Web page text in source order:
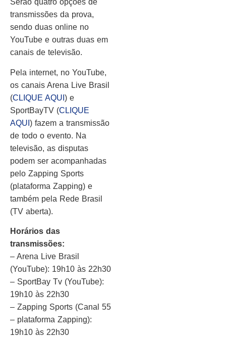
Serão quatro opções de
transmissões da prova,
sendo duas online no
YouTube e outras duas em
canais de televisão.
Pela internet, no YouTube,
os canais Arena Live Brasil
(CLIQUE AQUI ) e
SportBayTV (CLIQUE
AQUI ) fazem a transmissão
de todo o evento. Na
televisão, as disputas
podem ser acompanhadas
pelo Zapping Sports
(plataforma Zapping) e
também pela Rede Brasil
(TV aberta).
Horários das
transmissões:
– Arena Live Brasil
(YouTube): 19h10 às 22h30
– SportBay Tv (YouTube):
19h10 às 22h30
– Zapping Sports (Canal 55
– plataforma Zapping):
19h10 às 22h30